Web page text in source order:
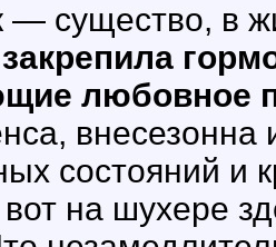
— существо, в
любовное
внесезонна
состояний и
на шухере